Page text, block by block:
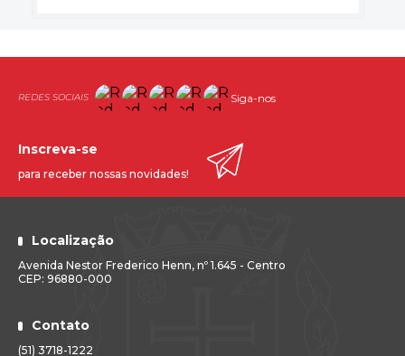
Siga-nos
Localização
Avenida Nestor Frederico Henn, nº 1.645 - Centro
CEP: 96880-000
Contato
(51) 3718-1222
Inscreva-se
para receber nossas novidades!